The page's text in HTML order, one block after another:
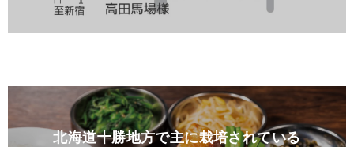
北海道十勝地方で主に栽培されている